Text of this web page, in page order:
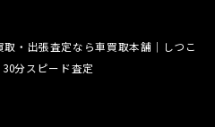
取・出張査定なら車買取本舗｜しつこ
分スピード査定